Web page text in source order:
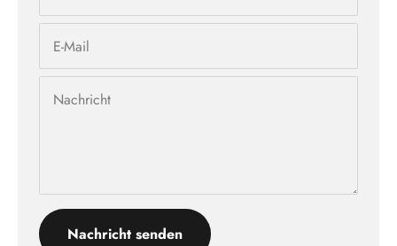
E-Mail
Nachricht
Nachricht senden